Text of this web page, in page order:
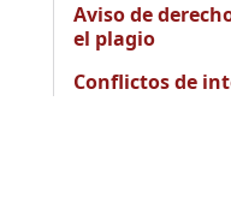
Aviso de
el plagio
Conflictos de